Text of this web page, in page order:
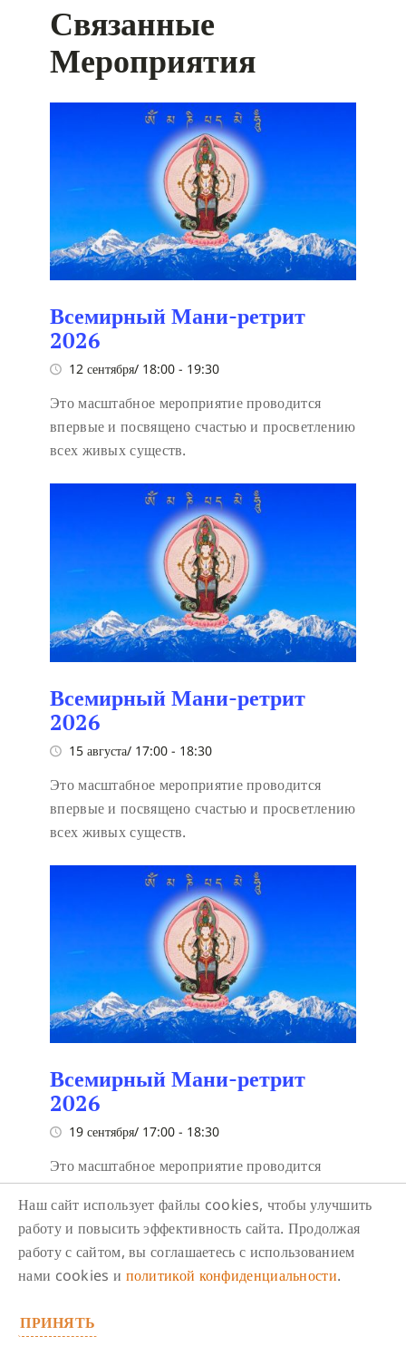
Связанные
Мероприятия
Всемирный Мани-ретрит
2026
12 сентября/ 18:00 - 19:30
Это масштабное мероприятие проводится
впервые и посвящено счастью и просветлению
всех живых существ.
Всемирный Мани-ретрит
2026
15 августа/ 17:00 - 18:30
Это масштабное мероприятие проводится
впервые и посвящено счастью и просветлению
всех живых существ.
Всемирный Мани-ретрит
2026
19 сентября/ 17:00 - 18:30
Это масштабное мероприятие проводится
впервые и посвящено счастью и просветлению
всех живых существ.
Наш сайт использует файлы cookies, чтобы улучшить
работу и повысить эффективность сайта. Продолжая
работу с сайтом, вы соглашаетесь с использованием
нами cookies и политикой конфиденциальности.
ПРИНЯТЬ